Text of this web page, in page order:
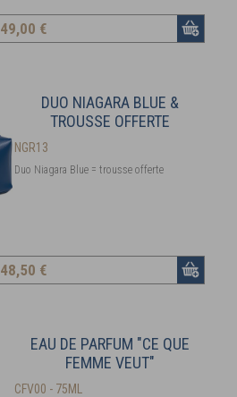
49,00 €
DUO NIAGARA BLUE &
TROUSSE OFFERTE
NGR13
Duo Niagara Blue = trousse offerte
48,50 €
EAU DE PARFUM "CE QUE
FEMME VEUT"
CFV00 - 75ML